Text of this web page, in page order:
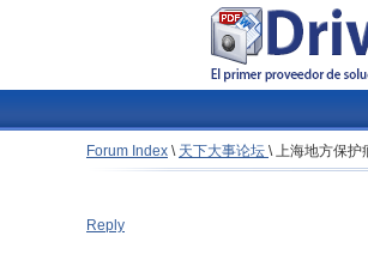
Forum Index \ 天下大事论坛 \上海地方保护
Reply